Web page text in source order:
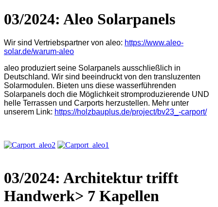
03/2024: Aleo Solarpanels
Wir sind Vertriebspartner von aleo: https://www.aleo-
solar.de/warum-aleo
aleo produziert seine Solarpanels ausschließlich in
Deutschland. Wir sind beeindruckt von den transluzenten
Solarmodulen. Bieten uns diese wasserführenden
Solarpanels doch die Möglichkeit stromproduzierende UND
helle Terrassen und Carports herzustellen. Mehr unter
unserem Link: https://holzbauplus.de/project/bv23_-carport/
03/2024: Architektur trifft
Handwerk> 7 Kapellen